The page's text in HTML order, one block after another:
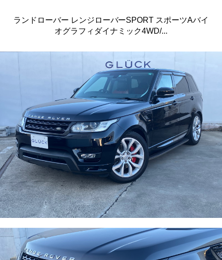
ランドローバー レンジローバーSPORT スポーツAバイ
オグラフィダイナミック4WD/...